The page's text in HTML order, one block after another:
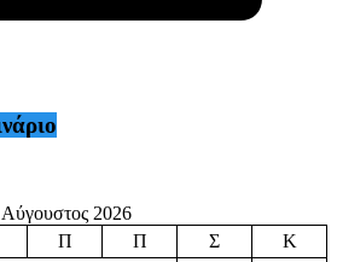
Αύγουστος 2026
Π Π Σ
Κ